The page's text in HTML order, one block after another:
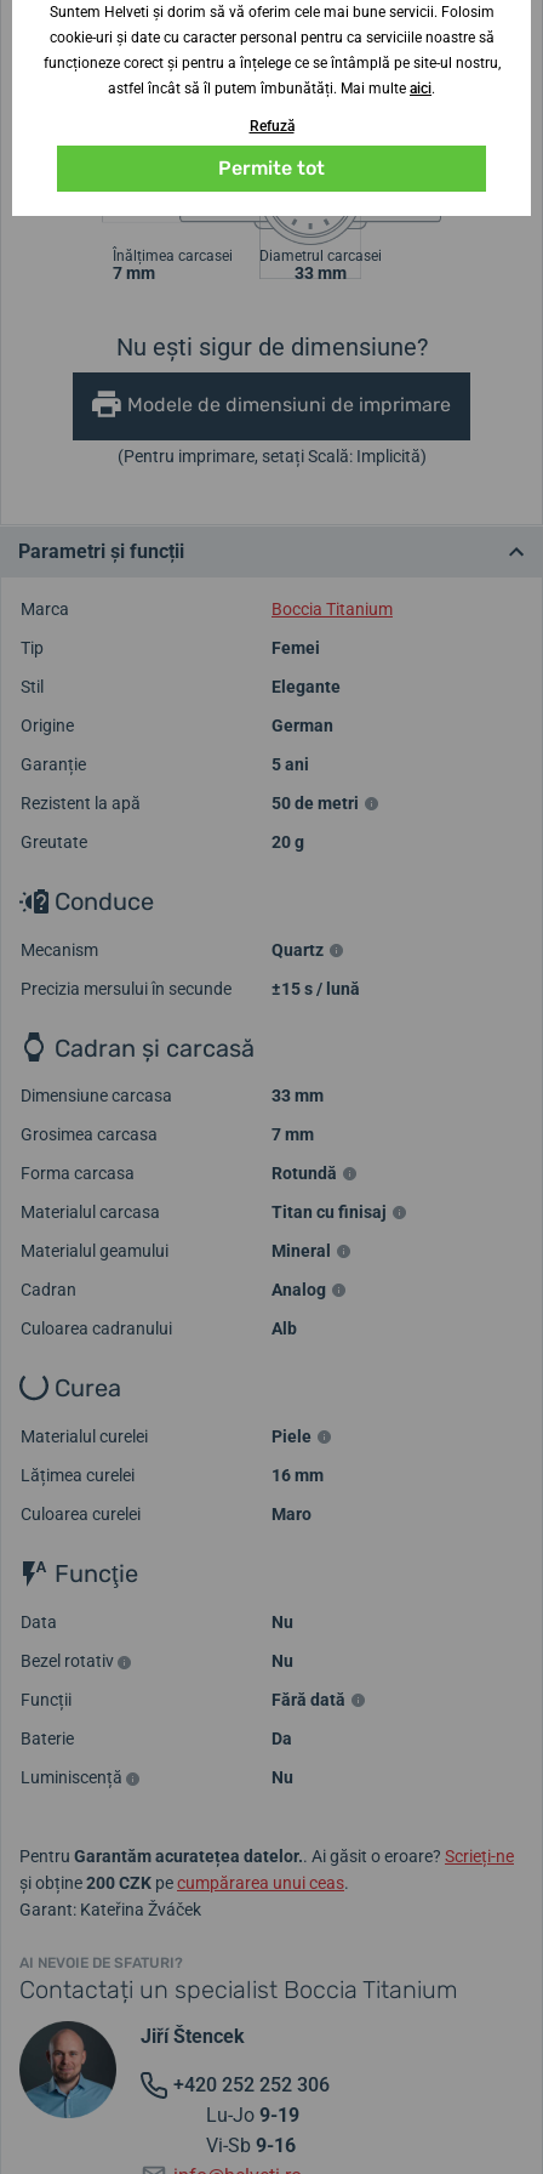
încadrează printre ceasurile de damă mai mici. Pe
cadranul clar găsim cifre arabe, ceasul nu dispune de
indicator de dată. Eleganța modelului este completată în
acoperirea PVD a carcasei în culoarea aurului.
Lățimea curelei
Înălțimea carcasei
7 mm
Diametrul carcasei
33 mm
Nu ești sigur de dimensiune?
Modele de dimensiuni de imprimare
(Pentru imprimare, setați Scală: Implicită)
Parametri și funcții
Marca
Boccia Titanium
Tip
Femei
Stil
Elegante
Origine
German
Garanție
5 ani
Rezistent la apă
50 de metri
Greutate
20 g
Conduce
Mecanism
Quartz
Precizia mersului în secunde
±15 s / lună
Cadran și carcasă
Dimensiune carcasa
33 mm
Grosimea carcasa
7 mm
Forma carcasa
Rotundă
Materialul carcasa
Titan cu finisaj
Materialul geamului
Mineral
Cadran
Analog
Culoarea cadranului
Alb
Curea
Materialul curelei
Piele
Lățimea curelei
16 mm
Culoarea curelei
Maro
Funcţie
Data
Nu
Bezel rotativ
Nu
Funcții
Fără dată
Baterie
Da
Luminiscență
Nu
Pentru Garantăm acuratețea datelor.. Ai găsit o eroare? Scrieți-ne
și obține200 CZK pecumpărarea unui ceas.
Garant: Kateřina Žváček
AI NEVOIE DE SFATURI?
Contactați un specialist Boccia Titanium
Jiří Štencek
+420 252 252 306
Lu-Jo 9-19
Vi-Sb 9-16
Suntem Helveti și dorim să vă oferim cele mai bune servicii. Folosim
cookie-uri și date cu caracter personal pentru ca serviciile noastre să
funcționeze corect și pentru a înțelege ce se întâmplă pe site-ul nostru,
astfel încât să îl putem îmbunătăți. Mai multe aici.
Refuză
Permite tot